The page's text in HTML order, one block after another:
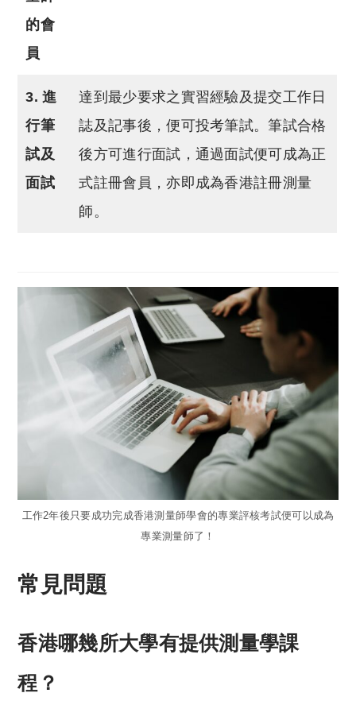
的會
員
3. 進
行筆
試及
面試
達到最少要求之實習經驗及提交工作日
誌及記事後，便可投考筆試。筆試合格
後方可進行面試，通過面試便可成為正
式註冊會員，亦即成為香港註冊測量
師。
工作2年後只要成功完成香港測量師學會的專業評核考試便可以成為
專業測量師了！
常見問題
香港哪幾所大學有提供測量學課
程？